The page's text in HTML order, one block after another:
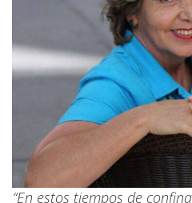
“En estos tiempos de